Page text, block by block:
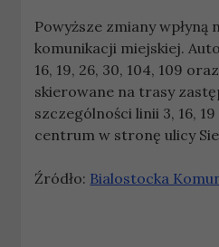
Powyższe zmiany wpłyną
komunikacji miejskiej.
16, 19, 26, 30, 104, 109
skierowane na trasy
szczególności linii 3, 16,
centrum w stronę ulicy
Źródło: Bialostocka